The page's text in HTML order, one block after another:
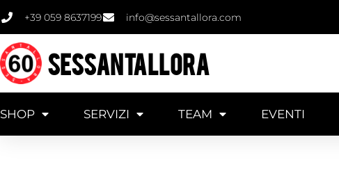
+39 059 8637199 info@sessantallora.com
SESSANTALLORA
SHOP SERVIZI TEAM EVENTI